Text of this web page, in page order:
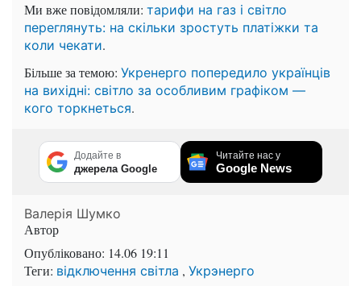
Ми вже повідомляли: тарифи на газ і світло
переглянуть: на скільки зростуть платіжки та
коли чекати.
Більше за темою: Укренерго попередило українців
на вихідні: світло за особливим графіком —
кого торкнеться.
Додайте в
джерела Google
Читайте нас у
Google News
Валерія Шумко
Автор
Опубліковано: 14.06 19:11
Теги: відключення світла , Укрэнерго